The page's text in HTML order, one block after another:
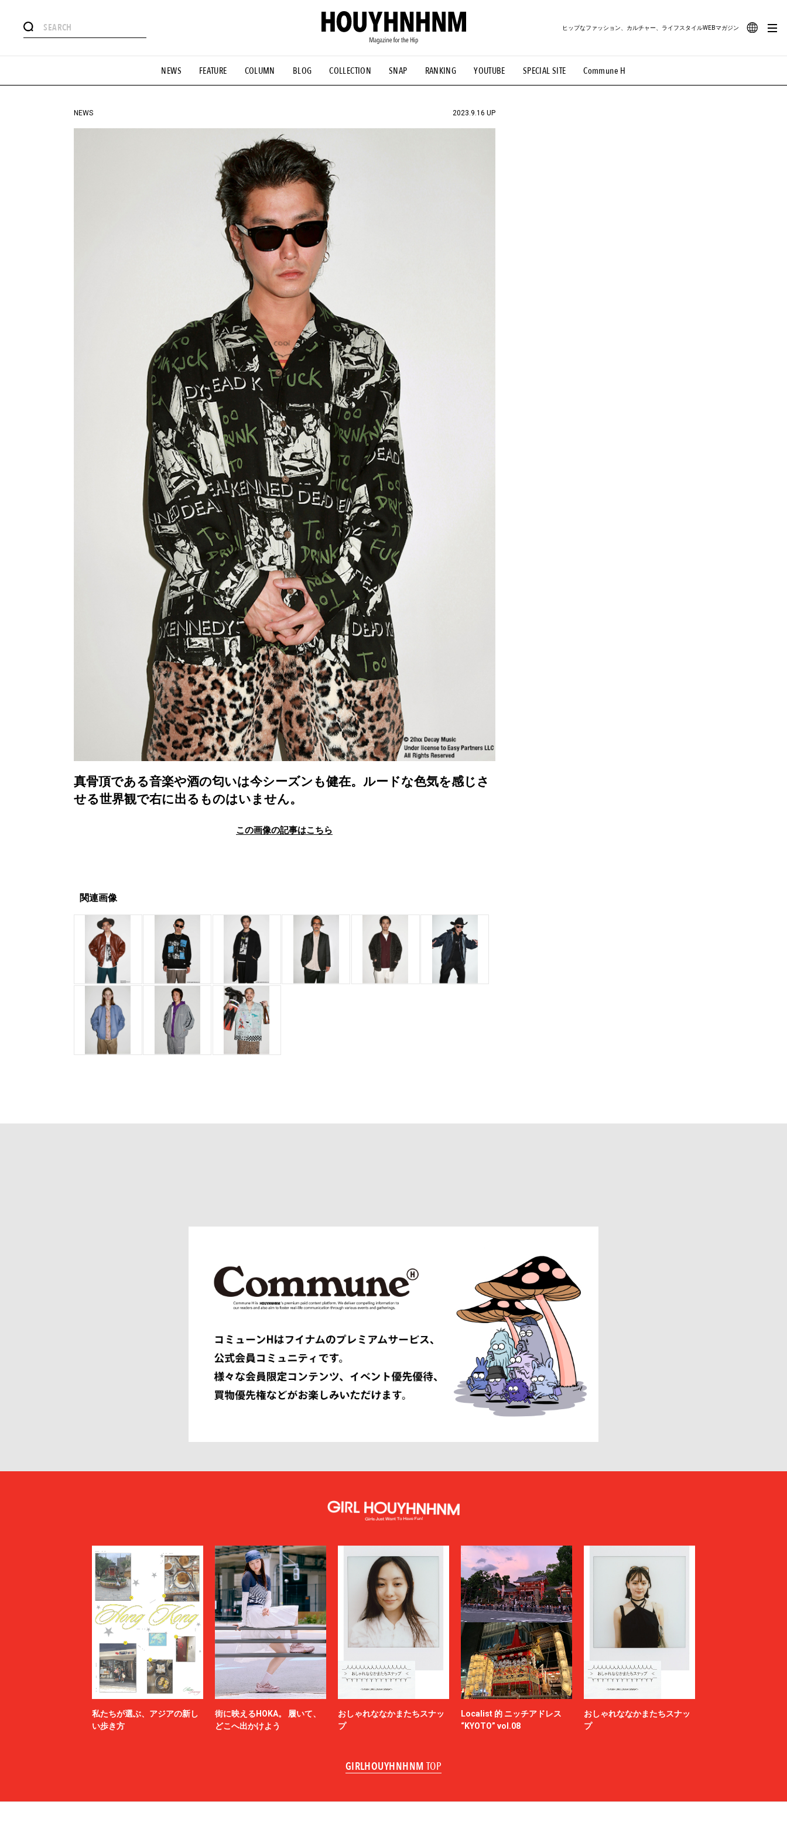
NEWS FEATURE COLUMN BLOG COLLECTION SNAP RANKING YOUTUBE SPECIAL SITE Commune H
ヒップなファッション、カルチャー、ライフスタイルWEBマガジン
#憧れの逸品 #ESSENTIAL DESIGNS #古着サミット #NEW VINTAGE #マイナーグッド図鑑 #路地裏てぃーん。 #MONTHLY JOURNAL
#GH 銘品の所以 #フイナムのYouTube #Commune H #FOCUS IT #AH.H #ととけん #FASHION #MUSIC #MOVIE #LIFESTYLE #SNEAKER #OUTDOOR
#HANDSOME HANDBOOK
NEWS 2023.9.16 UP
真骨頂である音楽や酒の匂いは今シーズンも健在。ルードな色気を感じさ
せる世界観で右に出るものはいません。
この画像の記事はこちら
関連画像
私たちが選ぶ、アジアの新し
い歩き方
街に映えるHOKA。 履いて、
どこへ出かけよう
おしゃれななかまたちスナッ
プ
Localist 的 ニッチアドレス
“KYOTO” vol.08
おしゃれななかまたちスナッ
プ
GIRLHOUYHNHNM TOP